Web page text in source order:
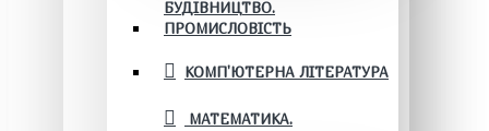
БУДІВНИЦТВО.
ПРОМИСЛОВІСТЬ
КОМП'ЮТЕРНА ЛІТЕРАТУРА
МАТЕМАТИКА.